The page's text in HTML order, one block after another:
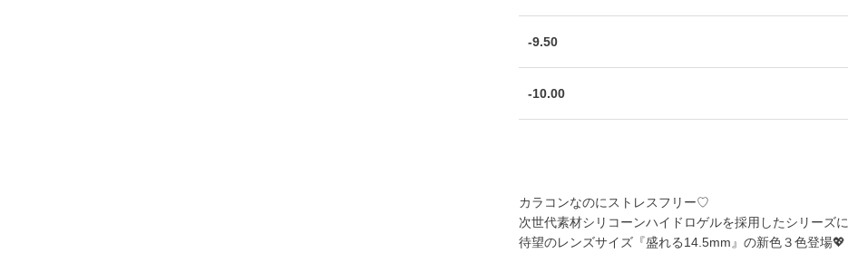
-9.50
-10.00
カラコンなのにストレスフリー♡
次世代素材シリコーンハイドロゲルを採用したシリーズに
待望のレンズサイズ『盛れる14.5mm』の新色３色登場💖